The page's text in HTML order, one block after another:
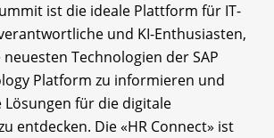
ist die ideale Plattform für IT-
und KI-Enthusiasten,
Technologien der SAP
Platform zu informieren und
für die digitale
entdecken. Die «HR Connect» ist